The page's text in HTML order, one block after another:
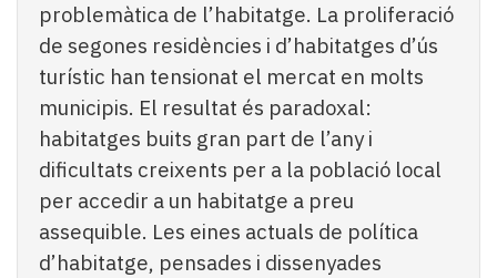
problemàtica de l’habitatge. La proliferació
de segones residències i d’habitatges d’ús
turístic han tensionat el mercat en molts
municipis. El resultat és paradoxal:
habitatges buits gran part de l’any i
dificultats creixents per a la població local
per accedir a un habitatge a preu
assequible. Les eines actuals de política
d’habitatge, pensades i dissenyades